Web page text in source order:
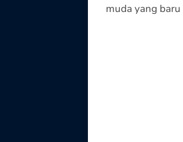
muda yang